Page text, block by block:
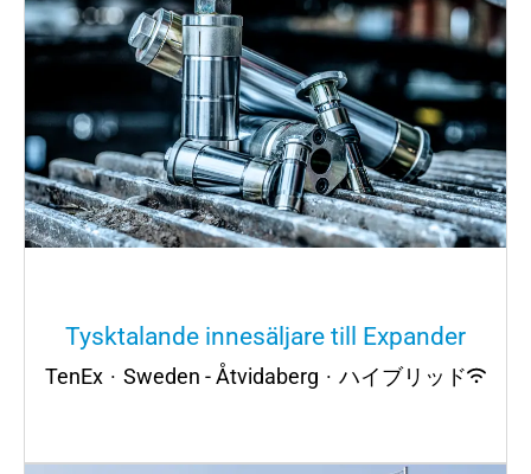
Tysktalande innesäljare till Expander
TenEx · Sweden - Åtvidaberg · ハイブリッド